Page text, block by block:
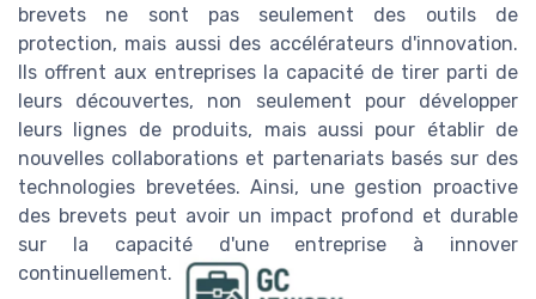
brevets ne sont pas seulement des outils de
protection, mais aussi des accélérateurs d'innovation.
Ils offrent aux entreprises la capacité de tirer parti de
leurs découvertes, non seulement pour développer
leurs lignes de produits, mais aussi pour établir de
nouvelles collaborations et partenariats basés sur des
technologies brevetées. Ainsi, une gestion proactive
des brevets peut avoir un impact profond et durable
sur la capacité d'une entreprise à innover
continuellement.